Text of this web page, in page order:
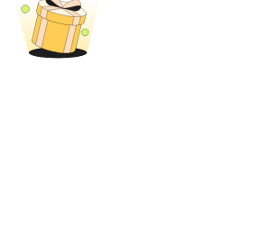
Bloqueios de BTR